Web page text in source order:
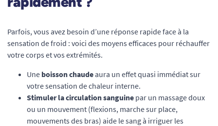
Parfois, vous avez besoin d’une réponse rapide face à la
sensation de froid : voici des moyens efficaces pour réchauffer
votre corps et vos extrémités.
Une boisson chaude aura un effet quasi immédiat sur
votre sensation de chaleur interne.
Stimuler la circulation sanguine par un massage doux
ou un mouvement (flexions, marche sur place,
mouvements des bras) aide le sang à irriguer les